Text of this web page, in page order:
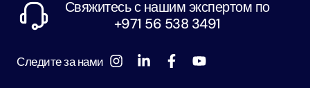
Свяжитесь с нашим экспертом по
+971 56 538 3491
Следите за нами